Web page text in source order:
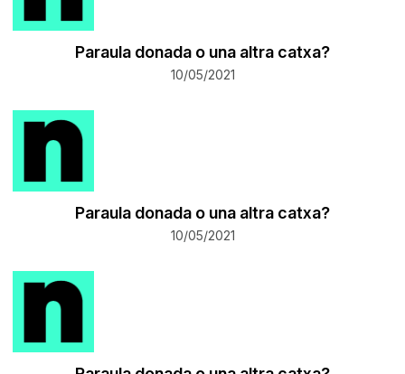
Paraula donada o una altra catxa?
10/05/2021
Paraula donada o una altra catxa?
10/05/2021